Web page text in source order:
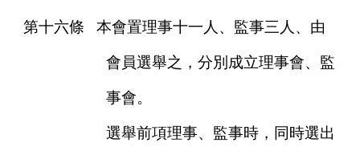
第十六條 本會置理事十一人、監事三人、由
會員選舉之，分別成立理事會、監
事會。
選舉前項理事、監事時，同時選出